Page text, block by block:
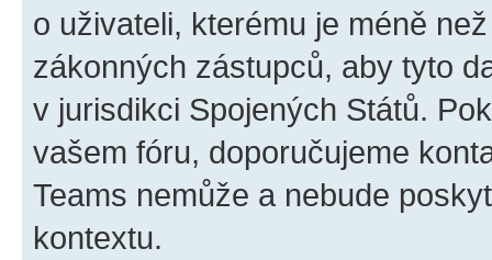
o uživateli, kterému je méně
zákonných zástupců, aby tyto
v jurisdikci Spojených Států.
vašem fóru, doporučujeme
Teams nemůže a nebude
kontextu.